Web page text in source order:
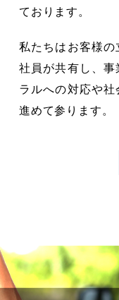
ております。
私たちはお客様
社員が共有し、事
ラルへの対応や社
進めて参ります。